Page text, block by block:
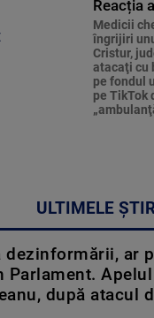
Reacția
Medicii
îngrijiri
Cristur,
atacaţi cu
pe fondul
pe TikTok
ULTIMELE
dezinformării, ar
Parlament.
după atacul